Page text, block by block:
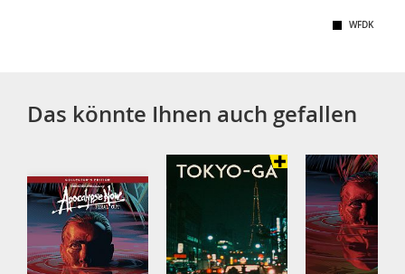
WFDK
Das könnte Ihnen auch gefallen